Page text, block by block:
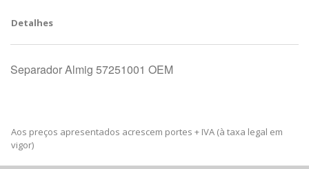
Detalhes
Separador Almig 57251001 OEM
Aos preços apresentados acrescem portes + IVA (à taxa legal em
vigor)